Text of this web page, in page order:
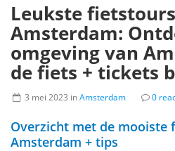
Leukste
Amsterdam:
omgeving van
de fiets + tickets
3 mei 2023 inAmsterdam 0
Overzicht met de mooiste
Amsterdam + tips